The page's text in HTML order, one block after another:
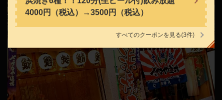
4000円（税込）→3500円（税込）
すべてのクーポンを見る(3件)